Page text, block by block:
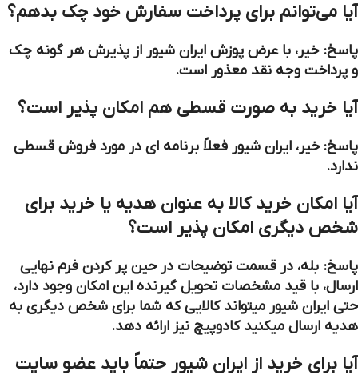
آیا می‌توانم برای پرداخت سفارش خود چک بدهم؟
پاسخ: خیر، با عرض پوزش ایران شیور از پذیرش هر گونه چک
و پرداخت وجه نقد معذور است.
آیا خرید به صورت قسطی هم امکان پذیر است؟
پاسخ: خیر، ایران شیور فعلاً برنامه ای در مورد فروش قسطی
ندارد.
آیا امکان خرید کالا به عنوان هدیه یا خرید برای
شخص دیگری امکان پذیر است؟
پاسخ: بله، در قسمت توضیحات در حین پر کردن فرم نهایی
ارسال، با قید مشخصات تحویل گیرنده این امکان وجود دارد،
حتی ایران شیور میتواند کالایی که شما برای شخص دیگری به
هدیه ارسال میکنید کادوپیچ نیز ارائه دهد.
آیا برای خرید از ایران شیور حتماً باید عضو سایت